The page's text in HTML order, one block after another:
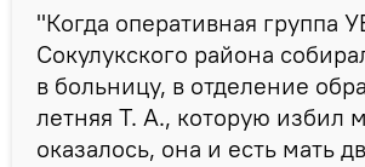
"Когда оперативная группа
Сокулукского района
в больницу, в отделение
летняя Т. А., которую избил
оказалось, она и есть мать